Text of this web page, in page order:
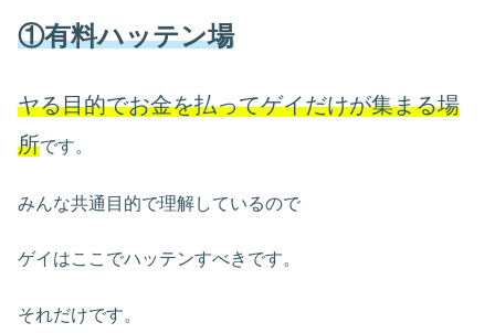
①有料ハッテン場
ヤる目的でお金を払ってゲイだけが集まる場
所です。
みんな共通目的で理解しているので
ゲイはここでハッテンすべきです。
それだけです。